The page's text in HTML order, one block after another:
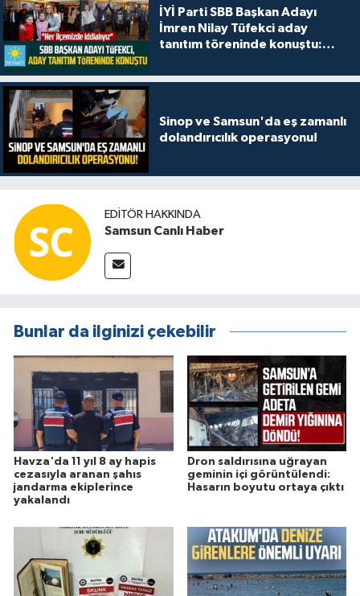
İYİ Parti SBB Başkan Adayı
İmren Nilay Tüfekci aday
tanıtım töreninde konuştu:
Sinop ve Samsun'da eş zamanlı
dolandırıcılık operasyonu!
EDITÖR HAKKINDA
Samsun Canlı Haber
Bunlar da ilginizi çekebilir
Havza'da 11 yıl 8 ay hapis
cezasıyla aranan şahıs
jandarma ekiplerince
yakalandı
Dron saldırısına uğrayan
geminin içi görüntülendi:
Hasarın boyutu ortaya çıktı